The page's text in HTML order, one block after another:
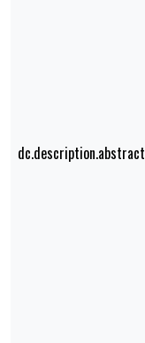
dc.description.abstract